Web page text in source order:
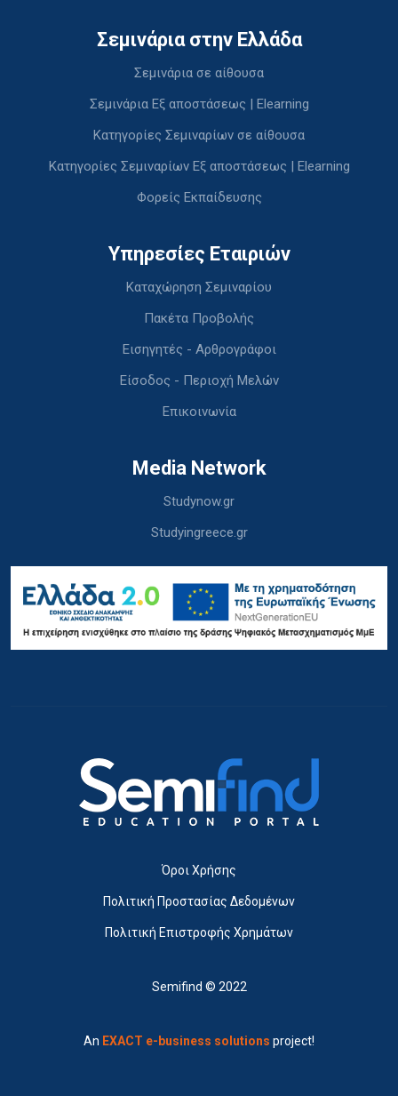
Σεμινάρια στην Ελλάδα
Σεμινάρια σε αίθουσα
Σεμινάρια Εξ αποστάσεως | Elearning
Κατηγορίες Σεμιναρίων σε αίθουσα
Κατηγορίες Σεμιναρίων Εξ αποστάσεως | Elearning
Φορείς Εκπαίδευσης
Υπηρεσίες Εταιριών
Καταχώρηση Σεμιναρίου
Πακέτα Προβολής
Εισηγητές - Αρθρογράφοι
Είσοδος - Περιοχή Μελών
Επικοινωνία
Media Network
Studynow.gr
Studyingreece.gr
Όροι Χρήσης
Πολιτική Προστασίας Δεδομένων
Πολιτική Επιστροφής Χρημάτων
Semifind © 2022
An EXACT e-business solutions project!